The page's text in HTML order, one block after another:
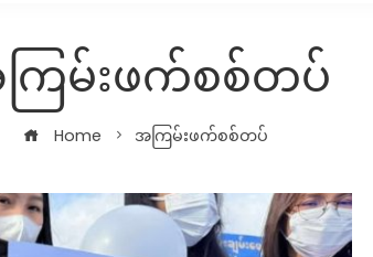
ြမ်းဖက်စစ်တပ်
Home အကြမ်းဖက်စစ်တပ်